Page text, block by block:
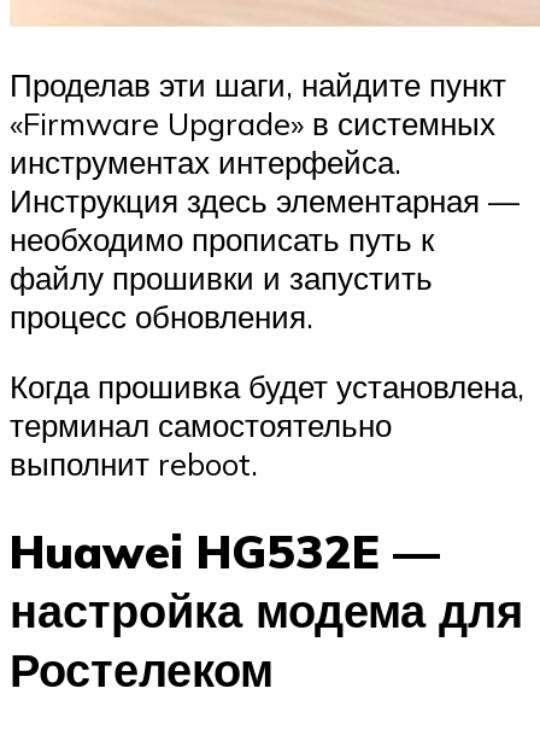
Проделав эти шаги, найдите пункт
«Firmware Upgrade» в системных
инструментах интерфейса.
Инструкция здесь элементарная —
необходимо прописать путь к
файлу прошивки и запустить
процесс обновления.
Когда прошивка будет установлена,
терминал самостоятельно
выполнит reboot.
Huawei HG532E —
настройка модема для
Ростелеком